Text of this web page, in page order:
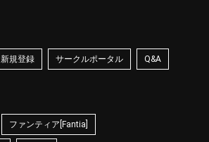
新規登録 サークルポータル Q&A
ファンティア[Fantia]